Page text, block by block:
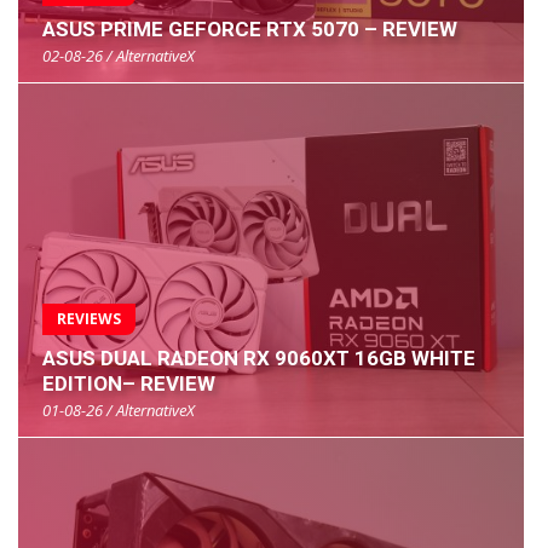
ASUS PRIME GEFORCE RTX 5070 – REVIEW
02-08-26 / AlternativeX
REVIEWS
ASUS DUAL RADEON RX 9060XT 16GB WHITE
EDITION– REVIEW
01-08-26 / AlternativeX